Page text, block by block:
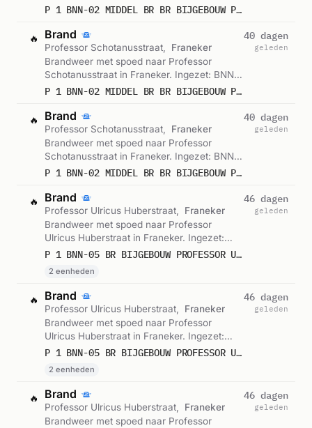
02. Gemeld om 03:44.
P 1 BNN-02 MIDDEL BR BR BIJGEBOUW PROFESSOR SCHOTANUSSTRAAT FRANEKER 024631
🔥 Brand
Professor Schotanusstraat,
Franeker
Brandweer met spoed naar Professor
Schotanusstraat in Franeker. Ingezet: BNN-
02. Gemeld om 03:30.
P 1 BNN-02 MIDDEL BR BR BIJGEBOUW PROFESSOR SCHOTANUSSTRAAT FRANEKER 024631
40 dagen
geleden
🔥 Brand
Professor Schotanusstraat,
Franeker
Brandweer met spoed naar Professor
Schotanusstraat in Franeker. Ingezet: BNN-
02. Gemeld om 03:09.
P 1 BNN-02 MIDDEL BR BR BIJGEBOUW PROFESSOR SCHOTANUSSTRAAT FRANEKER 024631
40 dagen
geleden
🔥 Brand
Professor Ulricus Huberstraat,
Franeker
Brandweer met spoed naar Professor
Ulricus Huberstraat in Franeker. Ingezet:
BNN-05. Gemeld om 08:51.
P 1 BNN-05 BR BIJGEBOUW PROFESSOR ULRICUS HUBERSTRAAT FRANEKER 024831 025693
2 eenheden
46 dagen
geleden
🔥 Brand
Professor Ulricus Huberstraat,
Franeker
Brandweer met spoed naar Professor
Ulricus Huberstraat in Franeker. Ingezet:
BNN-05. Gemeld om 08:47.
P 1 BNN-05 BR BIJGEBOUW PROFESSOR ULRICUS HUBERSTRAAT FRANEKER 024831 025693
2 eenheden
46 dagen
geleden
🔥 Brand
Professor Ulricus Huberstraat,
Franeker
Brandweer met spoed naar Professor
46 dagen
geleden